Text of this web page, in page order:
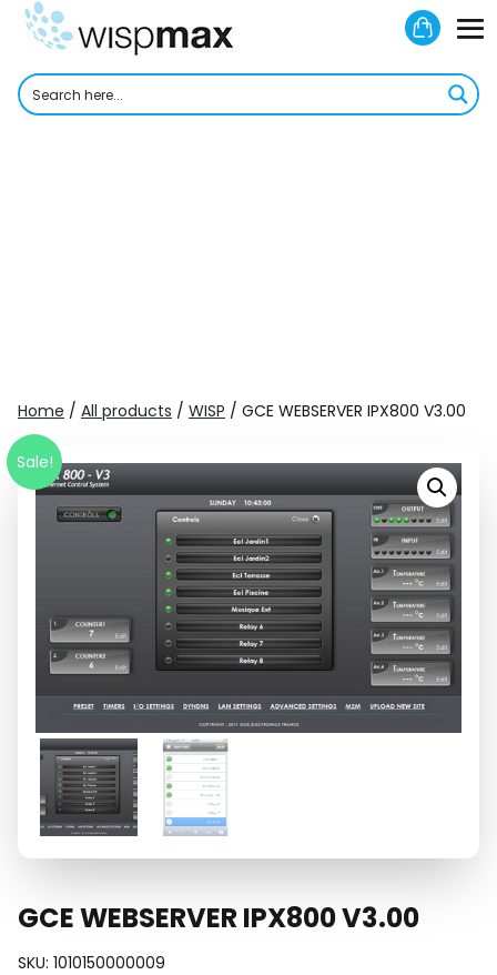
Skip
Home / All products / WISP / GCE WEBSERVER IPX800 V3.00
Sale!
GCE WEBSERVER IPX800 V3.00
SKU: 1010150000009